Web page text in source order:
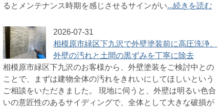
るとメンテナンス時期を感じさせるサインがい...続きを読む
2026-07-31
相模原市緑区下九沢で外壁塗装前に高圧洗浄、
外壁の汚れと土間の黒ずみを丁寧に除去
相模原市緑区下九沢のお客様から、外壁塗装をご検討中との
ことで、まずは建物全体の汚れをきれいにしてほしいという
ご相談をいただきました。 現地に伺うと、外壁は明るい色合
いの意匠性のあるサイディングで、全体として大きな破損が